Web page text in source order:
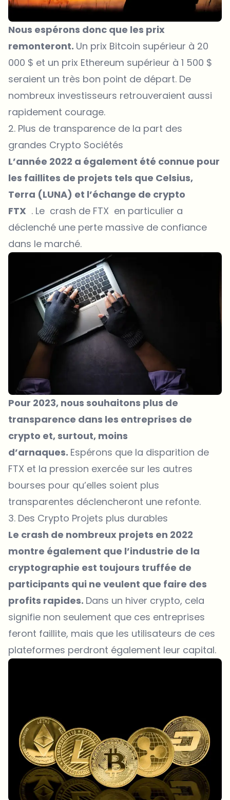
Nous espérons donc que les prix
remonteront. Un prix Bitcoin supérieur à 20
000 $ et un prix Ethereum supérieur à 1 500 $
seraient un très bon point de départ. De
nombreux investisseurs retrouveraient aussi
rapidement courage.
2. Plus de transparence de la part des
grandes Crypto Sociétés
L’année 2022 a également été connue pour
les faillites de projets tels que Celsius,
Terra (LUNA) et l’échange de crypto
FTX . Le crash de FTX en particulier a
déclenché une perte massive de confiance
dans le marché.
Pour 2023, nous souhaitons plus de
transparence dans les entreprises de
crypto et, surtout, moins
d’arnaques. Espérons que la disparition de
FTX et la pression exercée sur les autres
bourses pour qu’elles soient plus
transparentes déclencheront une refonte.
3. Des Crypto Projets plus durables
Le crash de nombreux projets en 2022
montre également que l’industrie de la
cryptographie est toujours truffée de
participants qui ne veulent que faire des
profits rapides. Dans un hiver crypto, cela
signifie non seulement que ces entreprises
feront faillite, mais que les utilisateurs de ces
plateformes perdront également leur capital.